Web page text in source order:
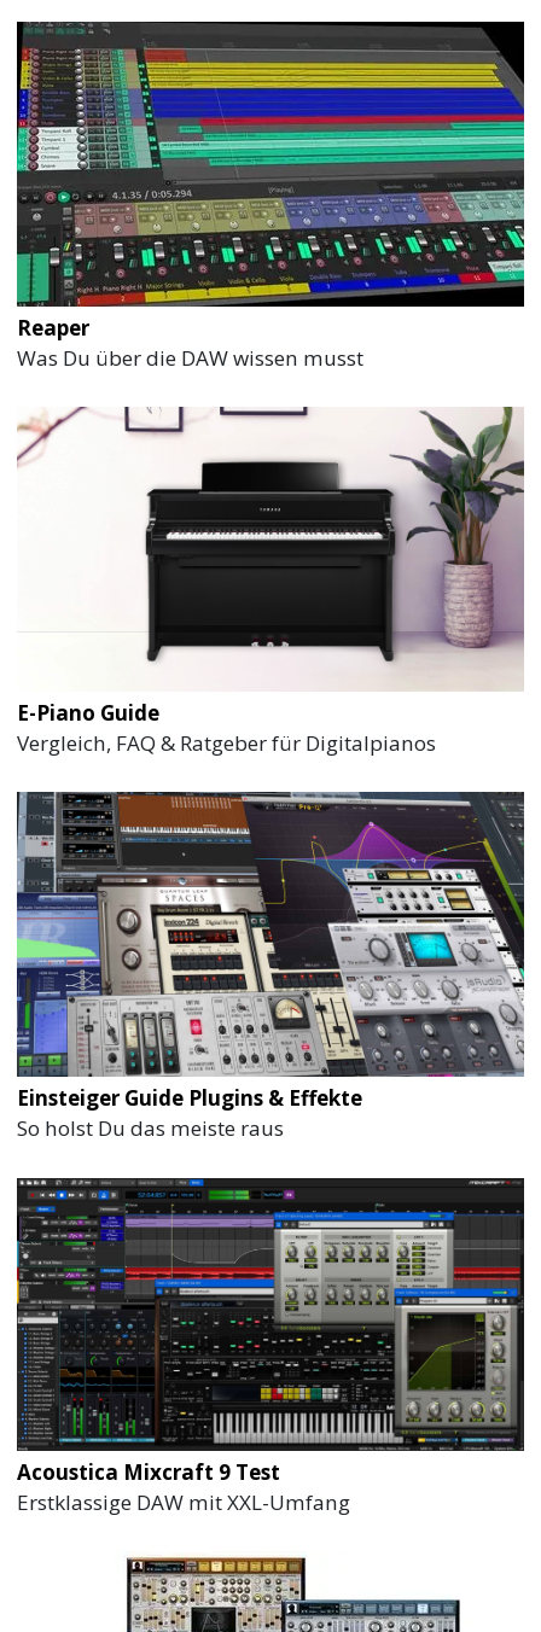
Reaper
Was Du über die DAW wissen musst
E-Piano Guide
Vergleich, FAQ & Ratgeber für Digitalpianos
Einsteiger Guide Plugins & Effekte
So holst Du das meiste raus
Acoustica Mixcraft 9 Test
Erstklassige DAW mit XXL-Umfang